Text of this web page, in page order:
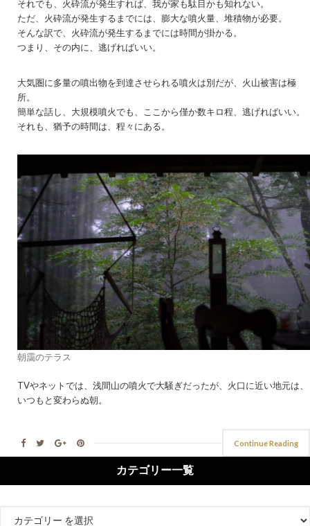
それでも、火砕流が発生すれば、我が家も駄目かも知れない。
ただ、火砕流が発生するまでには、膨大な噴火量、堆積物が必要。
そんな訳で、火砕流が発生するまでには時間が掛かる。
つまり、その内に、逃げればいい。
大気圏に多量の噴出物を到達させられる噴火は別だが、火山被害は極
所。
簡単な話し、大規模噴火でも、ここから僅か数キロ程、逃げればいい。
それも、猶予の時間は、程々にある。
朝靄のテラス
TVやネットでは、浅間山の噴火で大騒ぎだったが、火口に近い地元は、
いつもと変わらぬ朝。
Continue Reading
カテゴリー一覧